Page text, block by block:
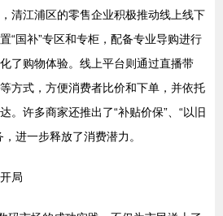
清江浦区的零售企业积极推动线上线下
“国补”专区和专柜，配备专业导购进行
了购物体验。线上平台则通过直播带
方式，方便消费者比价和下单，并依托
。许多商家还推出了“补贴价保”、“以旧
进一步释放了消费潜力。
局